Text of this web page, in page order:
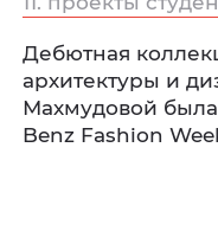
Дебютная
архитектуры и
Махмудовой
Benz Fashion